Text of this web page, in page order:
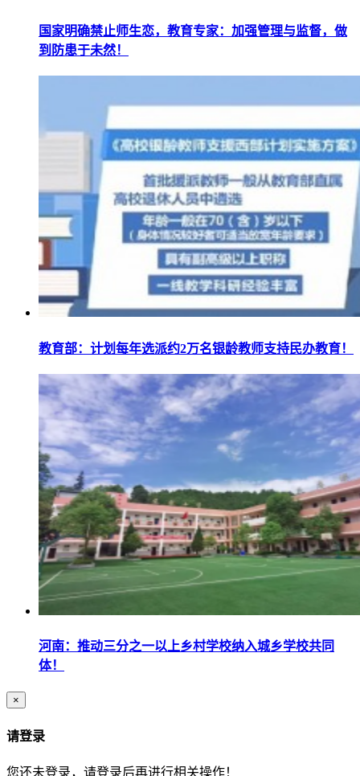
国家明确禁止师生恋，教育专家：加强管理与监督，做
到防患于未然！
教育部：计划每年选派约2万名银龄教师支持民办教育！
河南：推动三分之一以上乡村学校纳入城乡学校共同
体！
×
请登录
您还未登录，请登录后再进行相关操作！